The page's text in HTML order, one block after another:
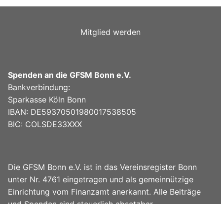
-
e
r
Mitglied werden
Spenden an die GFSM Bonn e.V.
Bankverbindung:
Sparkasse Köln Bonn
IBAN: DE59370501980017538505
BIC: COLSDE33XXX
Die GFSM Bonn e.V. ist in das Vereinsregister Bonn
unter Nr. 4761 eingetragen und als gemeinnützige
Einrichtung vom Finanzamt anerkannt. Alle Beiträge